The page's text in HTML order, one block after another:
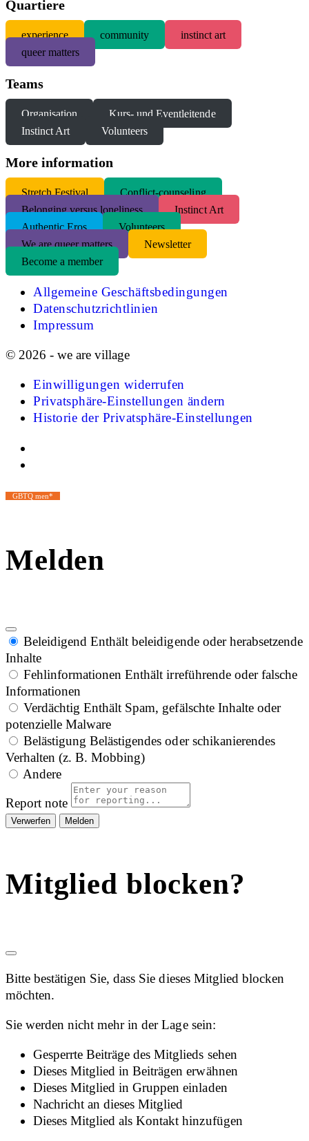
Quartiere
experience community
instinct art
queer matters
Teams
Organisation
Kurs- und Eventleitende
Instinct Art
Volunteers
More information
Stretch Festival
Conflict-counseling
Belonging versus loneliness
Instinct Art
Authentic Eros
Volunteers
We are queer matters
Newsletter
Become a member
Allgemeine Geschäftsbedingungen
Datenschutzrichtlinien
Impressum
© 2026 - we are village
Einwilligungen widerrufen
Privatsphäre-Einstellungen ändern
Historie der Privatsphäre-Einstellungen
GBTQ men*
Melden
Beleidigend Enthält beleidigende oder herabsetzende
Inhalte
Fehlinformationen Enthält irreführende oder falsche
Informationen
Verdächtig Enthält Spam, gefälschte Inhalte oder
potenzielle Malware
Belästigung Belästigendes oder schikanierendes
Verhalten (z. B. Mobbing)
Andere
Report note
Melden
Mitglied blocken?
Bitte bestätigen Sie, dass Sie dieses Mitglied blocken
möchten.
Sie werden nicht mehr in der Lage sein:
Gesperrte Beiträge des Mitglieds sehen
Dieses Mitglied in Beiträgen erwähnen
Dieses Mitglied in Gruppen einladen
Nachricht an dieses Mitglied
Dieses Mitglied als Kontakt hinzufügen